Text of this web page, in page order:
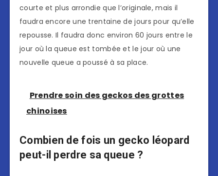
courte et plus arrondie que l’originale, mais il
faudra encore une trentaine de jours pour qu’elle
repousse. Il faudra donc environ 60 jours entre le
jour où la queue est tombée et le jour où une
nouvelle queue a poussé à sa place.
Prendre soin des geckos des grottes
chinoises
Combien de fois un gecko léopard
peut-il perdre sa queue ?